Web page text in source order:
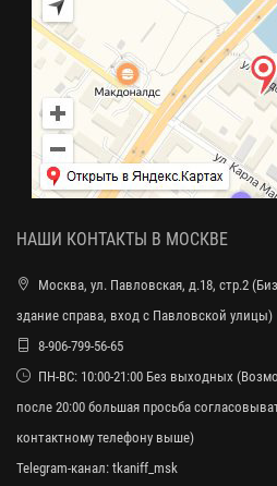
НАШИ КОНТАКТЫ В МОСКВЕ
Москва, ул. Павловская, д.18, стр.2
здание справа, вход с Павловской улицы)
8-906-799-56-65
ПН-ВС: 10:00-21:00 Без выходных
после 20:00 большая просьба
контактному телефону выше)
Telegram-канал: tkaniff_msk